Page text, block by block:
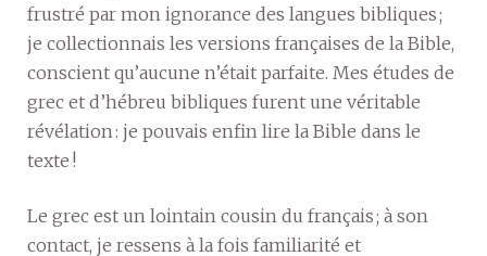
frustré par mon ignorance des langues bibliques ;
je collectionnais les versions françaises de la Bible,
conscient qu’aucune n’était parfaite. Mes études de
grec et d’hébreu bibliques furent une véritable
révélation : je pouvais enfin lire la Bible dans le
texte !
Le grec est un lointain cousin du français ; à son
contact, je ressens à la fois familiarité et